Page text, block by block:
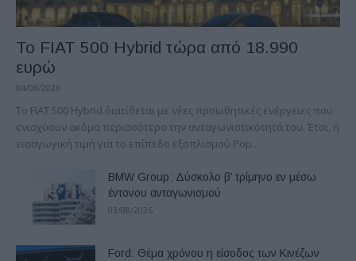
Το FIAT 500 Hybrid τώρα από 18.990
ευρώ
04/08/2026
Το FIAT 500 Hybrid διατίθεται με νέες προωθητικές ενέργειες που
ενισχύουν ακόμα περισσότερο την ανταγωνιστικότητά του. Έτσι, η
εισαγωγική τιμή για το επίπεδο εξοπλισμού Pop...
BMW Group: Δύσκολο β’ τρίμηνο εν μέσω
έντονου ανταγωνισμού
03/08/2026
Ford: Θέμα χρόνου η είσοδος των Κινέζων